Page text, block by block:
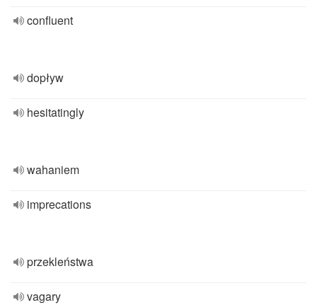
confluent
dopływ
hesitatingly
wahaniem
imprecations
przekleństwa
vagary